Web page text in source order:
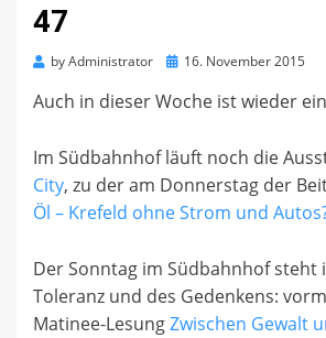
47
byAdministrator
Posted16. November 2015
Auch in dieser Woche ist wieder
Im Südbahnhof läuft noch die
City, zu der am Donnerstag der
Öl – Krefeld ohne Strom und
Der Sonntag im Südbahnhof steht
Toleranz und des Gedenkens:
Matinee-LesungZwischen Gewalt